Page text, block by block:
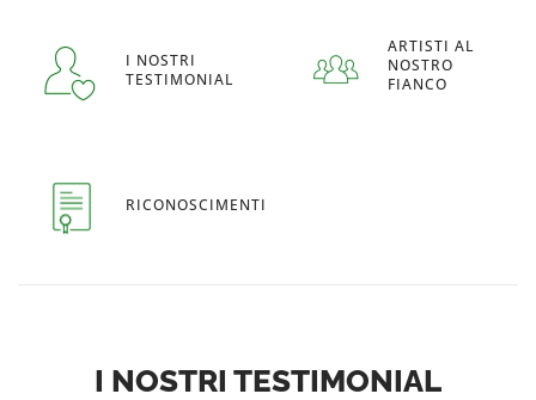
I NOSTRI
TESTIMONIAL
ARTISTI AL
NOSTRO
FIANCO
RICONOSCIMENTI
I NOSTRI TESTIMONIAL